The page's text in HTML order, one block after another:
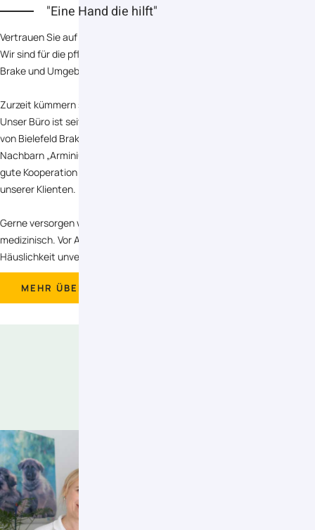
"Eine Hand die hilft"
Vertrauen Sie auf die Erfahrung unseres ambulanten Pflegedienstes.
Wir sind für die pflegerische Versorgung der Menschen in Bielefeld
Brake und Umgebung seit dem 1.1.2001 verantwortlich.
Zurzeit kümmern sich liebevolle 35 Pflegekräfte um ca. 180 Klienten.
Unser Büro ist seit September 2018 im neuen Gesundheitszentrum
von Bielefeld Brake. Wir sind in regelmäßigen Austausch mit unseren
Nachbarn „Arminius Apotheke und Medicum Brake Hausärzte“. Die
gute Kooperation ermöglicht uns eine reibungslose Versorgung
unserer Klienten.
Gerne versorgen wir auch Sie bei Ihnen zu Hause pflegerisch und
medizinisch. Vor Aufnahme der Pflege beraten wir Sie in ihrer
Häuslichkeit unverbindlich.
MEHR ÜBER UNS